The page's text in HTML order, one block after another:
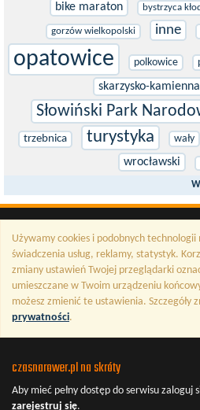
bike maraton bystrzyca
gorzów wielkopolski inne
opatowice polkowice
skarzysko-kamienna
Słowiński Park
trzebnica turystyka wały
wrocławski
Używamy cookies i podobnych
świadczenia usług, reklamy, statystyk.
zmiany ustawień Twojej przeglądarki
umieszczane w Twoim urządzeniu
możesz zmienić te ustawienia. Szczegóły
prywatności.
czasnarower.pl na skróty
Aby mieć pełny dostęp do serwisu zaloguj
zarejestruj się.